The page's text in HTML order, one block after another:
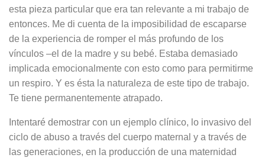
esta pieza particular que era tan relevante a mi trabajo de
entonces. Me di cuenta de la imposibilidad de escaparse
de la experiencia de romper el más profundo de los
vínculos –el de la madre y su bebé. Estaba demasiado
implicada emocionalmente con esto como para permitirme
un respiro. Y es ésta la naturaleza de este tipo de trabajo.
Te tiene permanentemente atrapado.
Intentaré demostrar con un ejemplo clínico, lo invasivo del
ciclo de abuso a través del cuerpo maternal y a través de
las generaciones, en la producción de una maternidad